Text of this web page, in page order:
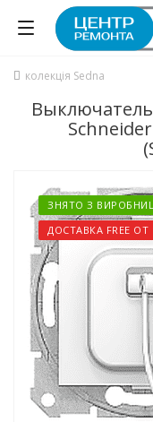
колекція Sedna
ЗНЯТО З
ДОСТАВКА FREE ОТ